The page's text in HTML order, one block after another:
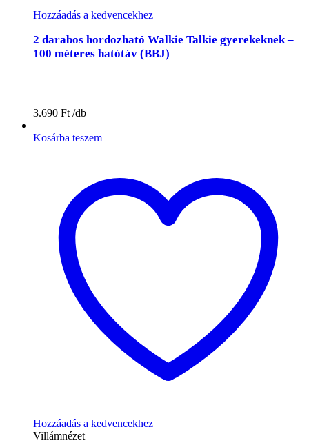
Hozzáadás a kedvencekhez
2 darabos hordozható Walkie Talkie gyerekeknek –
100 méteres hatótáv (BBJ)
3.690 Ft
Kosárba teszem
Hozzáadás a kedvencekhez
Villámnézet